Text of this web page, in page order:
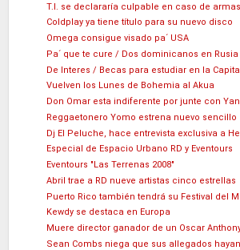
T.I. se declararía culpable en caso de armas
Coldplay ya tiene título para su nuevo disco
Omega consigue visado pa´ USA
Pa´ que te cure / Dos dominicanos en Rusia
De Interes / Becas para estudiar en la
Vuelven los Lunes de Bohemia al Akua
Don Omar esta indiferente por junte con
Reggaetonero Yomo estrena nuevo sencillo
Dj El Peluche, hace entrevista exclusiva a
Especial de Espacio Urbano RD y Eventours
Eventours "Las Terrenas 2008"
Abril trae a RD nueve artistas cinco estrellas
Puerto Rico también tendrá su Festival del
Kewdy se destaca en Europa
Muere director ganador de un Oscar
Sean Combs niega que sus allegados